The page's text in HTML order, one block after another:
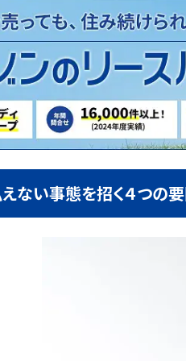
ない事態を招く４つの